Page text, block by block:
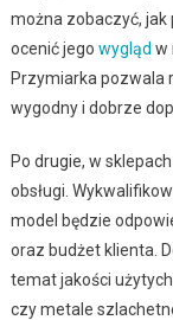
można zobaczyć, jak
ocenić jego wygląd w
Przymiarka pozwala
wygodny i dobrze
Po drugie, w
obsługi.
model będzie
oraz budżet klienta.
temat jakości
czy metale